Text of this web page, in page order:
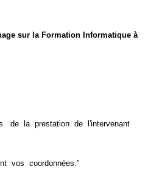
sur la Formation Informatique à
de la prestation de l'intervenant
vos coordonnées."